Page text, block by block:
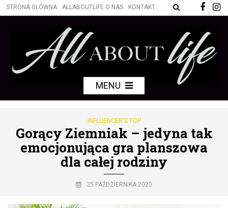
STRONA GŁÓWNA ALLABOUTLIFE O NAS KONTAKT
MENU
INFLUENCER'S TOP
Gorący Ziemniak – jedyna tak
emocjonująca gra planszowa
dla całej rodziny
25 PAŹDZIERNIKA 2020